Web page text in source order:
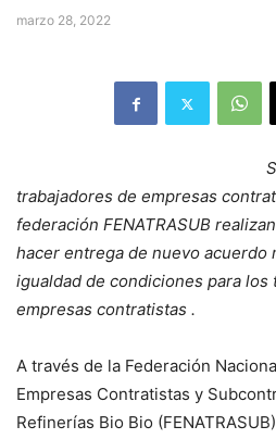
marzo 28, 2022
trabajadores de empresas
federación FENATRASUB
hacer entrega de nuevo acuerdo
igualdad de condiciones para los
empresas contratistas .
A través de la Federación
Empresas Contratistas y
Refinerías Bio Bio